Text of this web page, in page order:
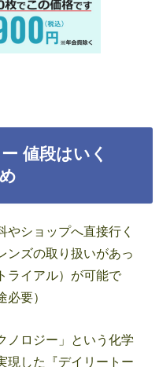
値段はいく
やショップへ直接行く
ンズの取り扱いがあっ
ライアル）が可能で
要）
ノロジー」という化学
現した『デイリートー